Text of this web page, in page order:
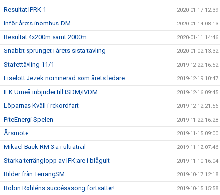
Resultat IPRK 1 2020-01-17 12:39
Inför årets inomhus-DM 2020-01-14 08:13
Resultat 4x200m samt 2000m 2020-01-11 14:46
Snabbt sprunget i årets sista tävling 2020-01-02 13:32
Stafettävling 11/1 2019-12-22 16:52
Liselott Jezek nominerad som årets ledare 2019-12-19 10:47
IFK Umeå inbjuder till ISDM/IVDM 2019-12-16 09:45
Löparnas Kväll i rekordfart 2019-12-12 21:56
PiteEnergi Spelen 2019-11-22 16:28
Årsmöte 2019-11-15 09:00
Mikael Back RM 3:a i ultratrail 2019-11-12 07:46
Starka terränglopp av IFK:are i blågult 2019-11-10 16:04
Bilder från TerrängSM 2019-10-17 12:18
Robin Rohléns succésäsong fortsätter! 2019-10-15 15:58